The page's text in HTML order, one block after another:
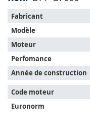
L'article
s'adapte
sur
les
véhicules
suivants:
Fabricant
Modèle
Moteur
Perfomance
Année de construction
Code moteur
Euronorm
gallery